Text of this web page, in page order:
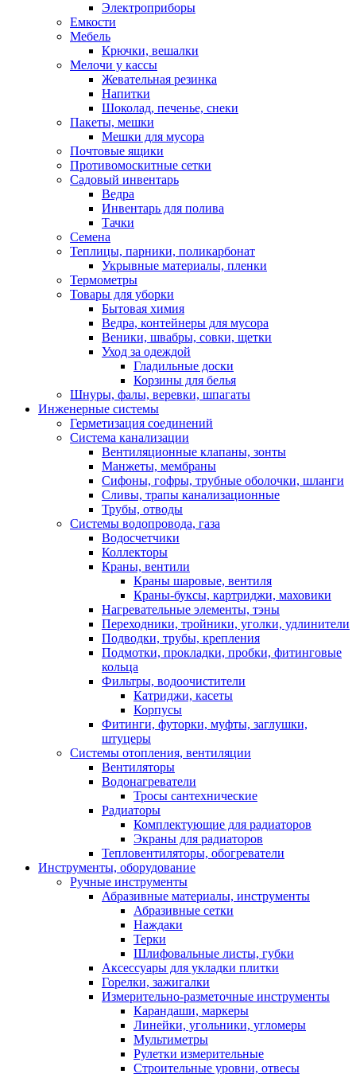
Электроприборы
Емкости
Мебель
Крючки, вешалки
Мелочи у кассы
Жевательная резинка
Напитки
Шоколад, печенье, снеки
Пакеты, мешки
Мешки для мусора
Почтовые ящики
Противомоскитные сетки
Садовый инвентарь
Ведра
Инвентарь для полива
Тачки
Семена
Теплицы, парники, поликарбонат
Укрывные материалы, пленки
Термометры
Товары для уборки
Бытовая химия
Ведра, контейнеры для мусора
Веники, швабры, совки, щетки
Уход за одеждой
Гладильные доски
Корзины для белья
Шнуры, фалы, веревки, шпагаты
Инженерные системы
Герметизация соединений
Система канализации
Вентиляционные клапаны, зонты
Манжеты, мембраны
Сифоны, гофры, трубные оболочки, шланги
Сливы, трапы канализационные
Трубы, отводы
Системы водопровода, газа
Водосчетчики
Коллекторы
Краны, вентили
Краны шаровые, вентиля
Краны-буксы, картриджи, маховики
Нагревательные элементы, тэны
Переходники, тройники, уголки, удлинители
Подводки, трубы, крепления
Подмотки, прокладки, пробки, фитинговые
кольца
Фильтры, водоочистители
Катриджи, касеты
Корпусы
Фитинги, футорки, муфты, заглушки,
штуцеры
Системы отопления, вентиляции
Вентиляторы
Водонагреватели
Тросы сантехнические
Радиаторы
Комплектующие для радиаторов
Экраны для радиаторов
Тепловентиляторы, обогреватели
Инструменты, оборудование
Ручные инструменты
Абразивные материалы, инструменты
Абразивные сетки
Наждаки
Терки
Шлифовальные листы, губки
Аксессуары для укладки плитки
Горелки, зажигалки
Измерительно-разметочные инструменты
Карандаши, маркеры
Линейки, угольники, угломеры
Мультиметры
Рулетки измерительные
Строительные уровни, отвесы